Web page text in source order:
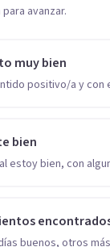
avanzar.
muy bien
positivo/a y con
bien
estoy bien, con
buenos, otros